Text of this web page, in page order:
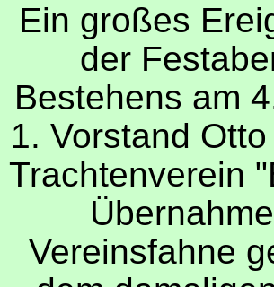
Ein großes
der
Bestehens am
1. Vorstand
Trachtenverein
Vereinsfahne